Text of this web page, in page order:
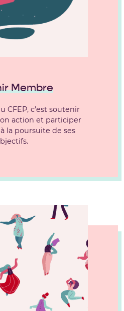
Membre
CFEP, c’est soutenir
action et participer
la poursuite de ses